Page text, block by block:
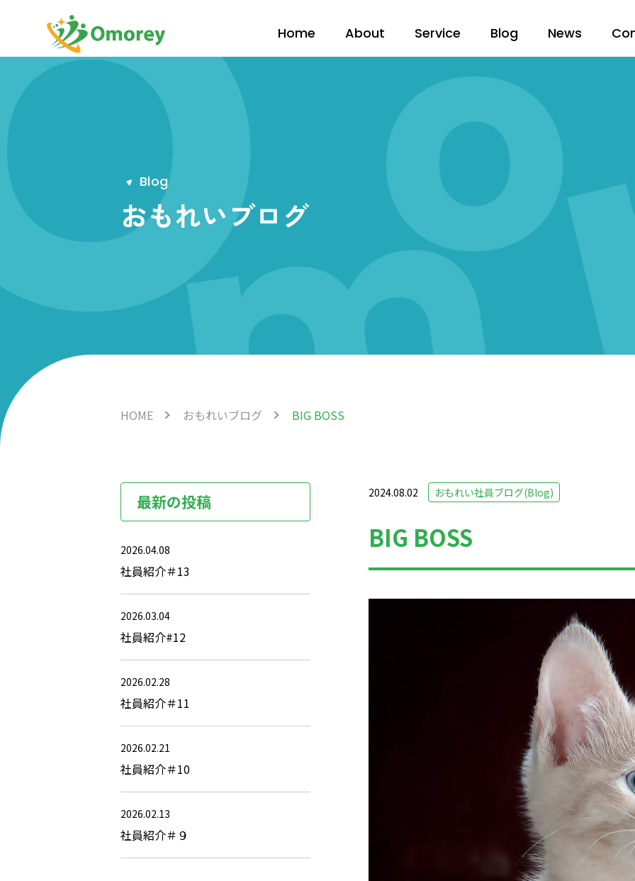
Home About Service Blog News
Blog
おもれいブログ
HOME おもれいブログ BIG BOSS
2024.08.02 おもれい社員ブログ(Blog)
BIG BOSS
最新の投稿
2026.04.08
社員紹介＃13
2026.03.04
社員紹介#12
2026.02.28
社員紹介＃11
2026.02.21
社員紹介＃10
2026.02.13
社員紹介＃９